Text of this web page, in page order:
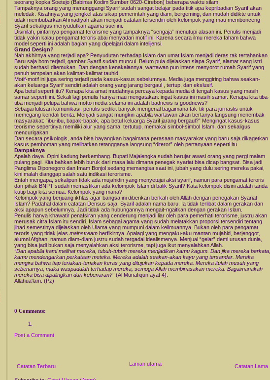
seorang kopka Soetejo (Babinsa Kodim Sumber 0620-Cirebon) beberapa waktu silam.
Tampaknya orang yang menunggangi Syarif sudah sangat belajar pada titik apa kepribadian Syarif akan
meledak. Kisahnya yang jengkel atas sikap pemerintah yang diam, bergeming, dan mudah didikte untuk
tidak membubarkan Ahmadiyah akan menjadi catatan tersendiri oleh kelompok yang mau membonceng
Syarif sekaligus menyudutkan agama suci ini.
Disinilah, pintarnya pengamat terorisme yang tampaknya “sengaja” menutupi alasan ini. Penulis menjadi
tidak yakin kalau pengamat teroris abai menyadari motif ini. Karena secara ilmu mereka faham bahwa
model seperti ini adalah bagian yang dipelajari dalam intelijensi.
Grand Design?
Nah akhirnya yang terjadi apa? Penyudutan terhadap Islam dan umat Islam menjadi deras tak tertahankan.
Baru saja bom terjadi, gambar Syarif sudah muncul. Belum pula dijelaskan siapa Syarif, alamat sang istri
sudah berhasil ditemukan. Dan dengan kenakalannya, wartawan pun intens menyorot rumah Syarif yang
penuh tempelan akan kalimat-kalimat tauhid.
Motif-motif ini juga sering terjadi pada kasus-kasus sebelumnya. Media juga menggiring bahwa seakan-
akan keluarga Syarif sendiri adalah orang yang jarang bergaul , tertup, dan ekslusif.
Apa betul seperti itu? Kenapa kita amat mudahnya percaya kepada media di tengah kasus yang masih
samar seperti ini. Sekali lagi penulis hanya mau mengatakan: ingat kasus ini masih samar. Kenapa kita tiba-
tiba menjadi pelupa bahwa motto media selama ini adalah badnews is goodnews?
Sebagai lulusan komunikasi, penulis sedikit banyak mengenal bagaimana tak-tik para jurnaslis untuk
memegang kendali berita. Menjadi sangat mungkin apabila wartawan akan bertanya langsung menembak
masyarakat: “ibu-ibu, bapak-bapak, apa betul keluarga Syarif jarang bergaul?” Mengingat kasus-kasus
teorisme sepertinya memiliki alur yang sama: tertutup, memakai simbol-simbol Islam, dan sekaligus
mencurigakan.
Dan secara psikologis, anda bisa bayangkan bagaimana perasaan masyarakat yang baru saja dikagetkan
kasus pemboman yang melibatkan tetangganya langsung “diteror” oleh pertanyaan seperti itu.
Dampaknya
Apalah daya. Opini kadung berkembang. Bupati Majalengka sudah berujar awasi orang yang pergi malam
pulang pagi. Kita bahkan lebih buruk dari masa lalu dimana penegak syariat bisa dicap bangsat. Bisa jadi
Panglima Diponegoro dan Imam Bonjol sedang memangisa saat ini, jubah yang dulu sering mereka pakai,
kini malah dianggap salah satu indikasi terorisme.
Entah mengapa, sekalipun tidak ada mujahidin yang menyetujui aksi syarif, namun para pengamat teroris
dan pihak BNPT sudah memastikan ada kelompok Islam di balik Syarif? Kata kelompok disini adalah tanda
kutip bagi kita semua. Kelompok yang mana?
Kelompok yang berjuang ikhlas agar bangsa ini diberikan berkah oleh Allah dengan penegakan Syariat
Islam? Padahal dalam catatan Densus saja, Syarif adalah nama baru. Ia tidak terlibat dalam gerakan dan
aksi apapun sebelumnya. Jadi tidak ada hubungannya mengait-ngaitkan dengan gerakan Islam.
Penulis hanya khawatir penafsiran yang cenderung menjadi liar oleh para pemerhati terorisme, justru akan
merusak citra Islam itu sendiri. Islam sebagai agama yang sudah melatakkan proporsi tersendiri tentang
jihad semestinya dijelaskan oleh Ulama yang mumpuni dalam keilmuannya. Bukan oleh para pengamat
teroris yang tidak jelas mainstream berfikirnya. Apalagi yang mengaku-aku mantan mujahid, berjenggot,
alumni Afghan, namun diam-diam justru sudah tergadai idealismenya. Menjual “gelar” demi urusan dunia,
yang bisa jadi bukan saja menyalahkan aksi terorisme, tapi juga ikut menyalahkan Allah.
“Dan apabila kami melihat mereka, tubuh-tubuh mereka menjadikan kamu kagum. Dan jika mereka berkata,
kamu mendengarkan perkataan meteka. Mereka adalah seakan-akan kayu yang tersandar. Mereka
mengira bahwa tiap teriakan-teriakan keras yang ditujukan kepada mereka. Mereka itulah musuh yang
sebenarnya, maka waspadalah terhadap mereka, semoga Allah membinasakan mereka. Bagaimanakah
mereka bisa dipalingkan dari kebenaran?” (Al Munafiqun ayat 4).
Allahua'lam. (Pz)
0 Comments:
Post a Comment
Catatan Terbaru Catatan Lama
Laman utama